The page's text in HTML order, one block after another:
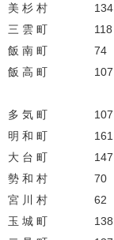
美 杉 村
134
三 雲 町
118
飯 南 町
74
飯 高 町
107
多 気 町 107
明 和 町
161
大 台 町
147
勢 和 村
70
宮 川 村
62
玉 城 町
138